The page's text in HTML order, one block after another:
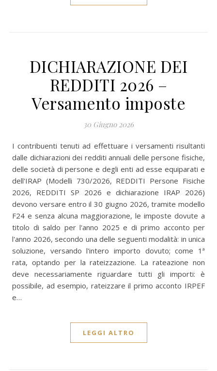
DICHIARAZIONE DEI
REDDITI 2026 –
Versamento imposte
30 Giugno 2026
I contribuenti tenuti ad effettuare i versamenti risultanti
dalle dichiarazioni dei redditi annuali delle persone fisiche,
delle società di persone e degli enti ad esse equiparati e
dell'IRAP (Modelli 730/2026, REDDITI Persone Fisiche
2026, REDDITI SP 2026 e dichiarazione IRAP 2026)
devono versare entro il 30 giugno 2026, tramite modello
F24 e senza alcuna maggiorazione, le imposte dovute a
titolo di saldo per l'anno 2025 e di primo acconto per
l'anno 2026, secondo una delle seguenti modalità: in unica
soluzione, versando l'intero importo dovuto; come 1ª
rata, optando per la rateizzazione. La rateazione non
deve necessariamente riguardare tutti gli importi: è
possibile, ad esempio, rateizzare il primo acconto IRPEF
e…
LEGGI ALTRO